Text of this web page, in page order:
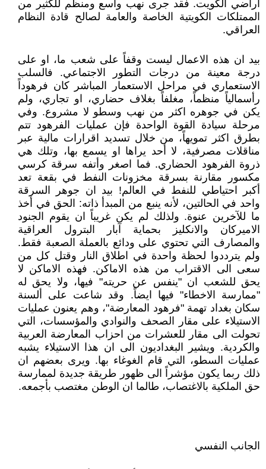
أراضي الكويت. فقد جرى نهب واسع ومنظم للكثير من
الممتلكات الكويتية الخاصة والعامة لصالح قادة النظام
العراقي.
بيد ان هذه الاعمال ليست وقفاً على شعب ما، او على
درجة معينة من درجات التطور الاجتماعي. فالسلب
الاستعماري في مراحل الاستعمار المباشر كان فرهوداً
رأسمالياً منظماً، مغلفاً بغلاف حضاري، او تجاري، ولم
يكن في جوهره اكثر من نهب وسطو لا مشروع. وفي
مرحلة سيادة القوة الواحدة فإن عمليات الفرهود تتم
بطرق اكثر تمويهاً، من خلال تسديد اقرارات مالية عبر
مناقلات مصرفية، لا أحد يراها او يسمع بها، وتلك هي
ذروة الفرهود الحضاري. فما اصغر وأتفه سرقة كرسي
مكسور مقارنة بسرقة مخزونات النفط في بقعة تعد
أكبر احتياطي للنفط في العالم! بيد ان جوهر السرقة
واحد في الحالتين، لأنه ينبع من المبدأ ذاته: الحق في أخذ
ما للآخرين عنوة. ولذلك لم يكن غريباً ان يقوم الجنود
الاميركان والانكليز بحماية آبار البترول العراقية
والمصارف التي تحتوي على ودائع بالعملة الصعبة فقط.
ولم يترددوا لحظة واحدة في اطلاق النار وقتل كل من
سعى الى الاقتراب من هذه الاماكن. فهذه الاماكن لا
يحق للشعب ان "ينفس عن حريته" فيها، ولا يحق له
"ممارسة الاخطاء" فيها ايضاً. وقد شاعت على ألسنة
سكان بغداد تهمة "فرهود المعارضة"، وهم يعنون عمليات
الاستيلاء على مقار الصحف والنوادي والمؤسسات، التي
تحولت الى مقار للعشرات من احزاب المعارضة العربية
والكردية. ويشير البغداديون الى ان هذا الاستيلاء يشبه
عمليات السطو، التي قام الغوغاء بها. ويرى بعضهم ان
ذلك ربما يكون مؤشراً الى ظهور طريقة جديدة لممارسة
حق الملكية بالاغتصاب، طالما ان الوطن مغتصب بأجمعه.
الجانب النفسي